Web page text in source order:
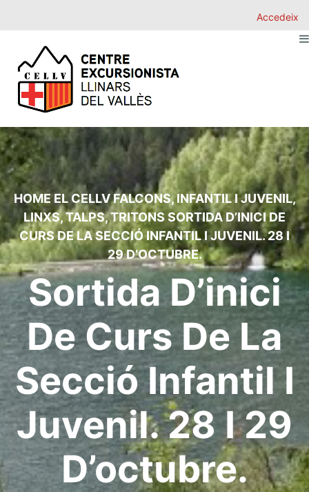
Accedeix
HOME EL CELLVFALCONS,INFANTIL I JUVENIL,
LINXS,TALPS,TRITONS SORTIDA D’INICI DE
CURS DE LA SECCIÓ INFANTIL I JUVENIL. 28 I
29 D’OCTUBRE.
Sortida D’inici
De Curs De La
Secció Infantil I
Juvenil. 28 I 29
D’octubre.